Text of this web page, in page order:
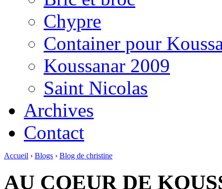
Chypre
Container pour
Koussanar 2009
Saint Nicolas
Archives
Contact
Accueil › Blogs › Blog de christine
AU COEUR DE